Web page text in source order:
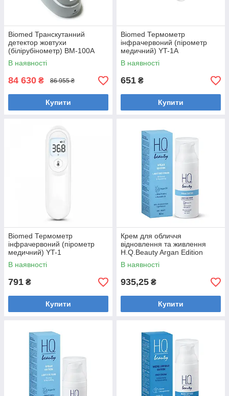
Biomed Транскутанний
детектор жовтухи
(білірубінометр) BM-100A
В наявності
84 630 ₴ 86 955 ₴
Купити
Biomed Термометр
інфрачервоний (пірометр
медичний) YT-1A
В наявності
651 ₴
Купити
Biomed Термометр
інфрачервоний (пірометр
медичний) YT-1
В наявності
791 ₴
Купити
Крем для обличчя
відновлення та живлення
H.Q.Beauty Argan Edition
50мл
В наявності
935,25 ₴
Купити